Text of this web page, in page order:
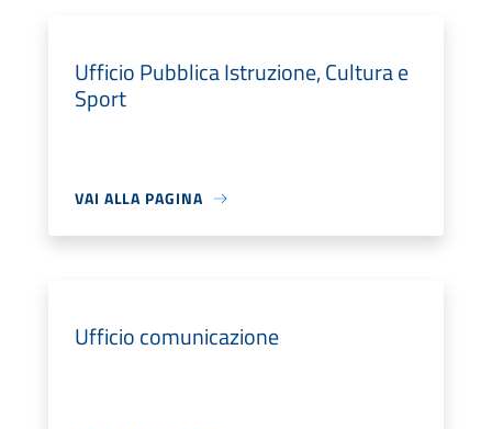
Ufficio Pubblica Istruzione, Cultura e
Sport
VAI ALLA PAGINA
Ufficio comunicazione